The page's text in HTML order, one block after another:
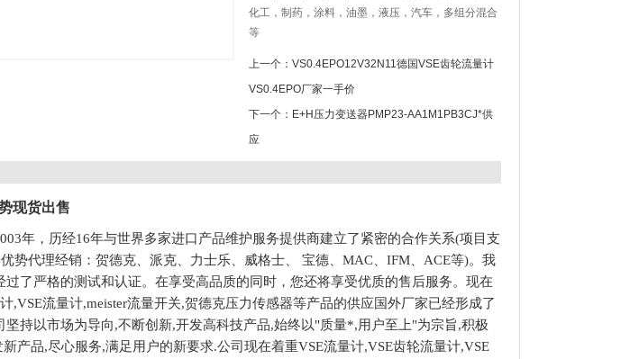
化工，制药，涂料，油墨，液压，汽车，多组分混合
等
上一个： VS0.4EPO12V32N11德国VSE齿轮流量计
VS0.4EPO厂家一手价
下一个： E+H压力变送器PMP23-AA1M1PB3CJ*供
应
现货出售
年，历经16年与世界多家进口产品维护服务提供商建立了紧密的合作关系(项目支
势代理经销：贺德克、派克、力士乐、威格士、 宝德、MAC、IFM、ACE等)。我
了严格的测试和认证。在享受高品质的同时，您还将享受优质的售后服务。现在
,VSE流量计,meister流量开关,贺德克压力传感器等产品的供应国外厂家已经形成了
持以市场为导向,不断创新,开发高科技产品,始终以"质量*,用户至上"为宗旨,积极
产品,尽心服务,满足用户的新要求.公司现在着重VSE流量计,VSE齿轮流量计,VSE